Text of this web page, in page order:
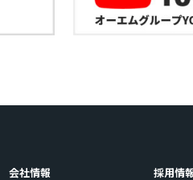
会社情報 採用情